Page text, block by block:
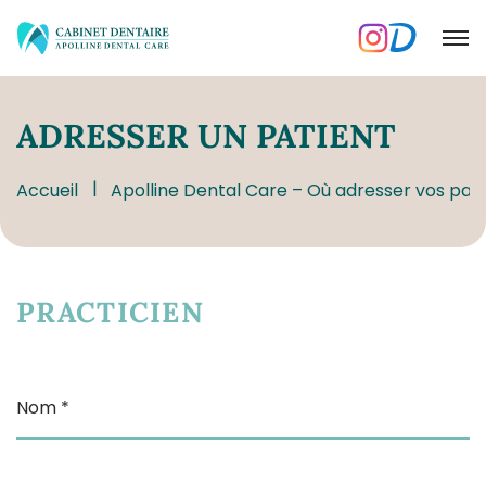
ADRESSER UN PATIENT
Accueil Apolline Dental Care – Où adresser vos
PRACTICIEN
Nom *